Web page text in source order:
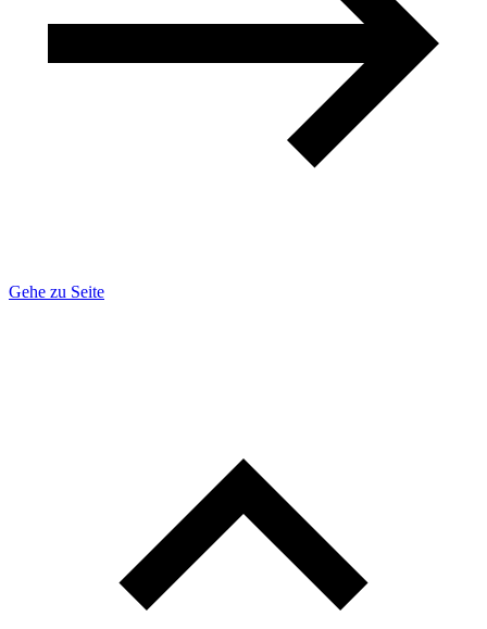
Gehe zu Seite